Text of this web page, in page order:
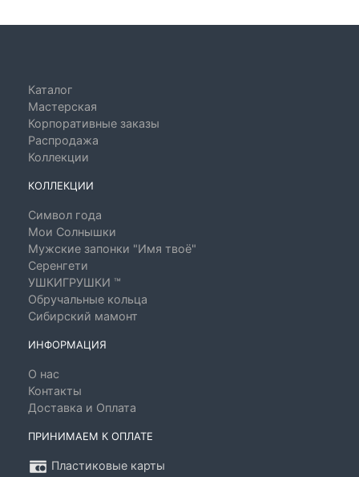
Каталог
Мастерская
Корпоративные заказы
Распродажа
Коллекции
КОЛЛЕКЦИИ
Символ года
Мои Солнышки
Мужские запонки "Имя твоё"
Серенгети
УШКИГРУШКИ ™
Обручальные кольца
Сибирский мамонт
ИНФОРМАЦИЯ
О нас
Контакты
Доставка и Оплата
ПРИНИМАЕМ К ОПЛАТЕ
Пластиковые карты